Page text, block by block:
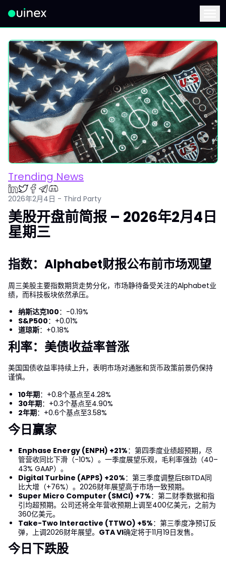
Trending News
2026年2月4日 - Third Party
美股开盘前简报 – 2026年2月4日
星期三
指数：Alphabet财报公布前市场观望
周三美股主要指数期货走势分化，市场静待备受关注的Alphabet业
绩，而科技板块依然承压。
纳斯达克100：-0.19%
S&P500：+0.01%
道琼斯：+0.18%
利率：美债收益率普涨
美国国债收益率持续上升，表明市场对通胀和货币政策前景仍保持
谨慎。
10年期：+0.8个基点至4.28%
30年期：+0.3个基点至4.90%
2年期：+0.6个基点至3.58%
今日赢家
Enphase Energy (ENPH) +21%：第四季度业绩超预期，尽
管营收同比下滑（-10%）。一季度展望乐观，毛利率强劲（40–
43% GAAP）。
Digital Turbine (APPS) +20%：第三季度调整后EBITDA同
比大增（+76%）。2026财年展望高于市场一致预期。
Super Micro Computer (SMCI) +7%：第二财季数据和指
引均超预期。公司还将全年营收预期上调至400亿美元，之前为
360亿美元。
Take-Two Interactive (TTWO) +5%：第三季度净预订反
弹，上调2026财年展望。 GTA VI确定将于11月19日发售。
今日下跌股